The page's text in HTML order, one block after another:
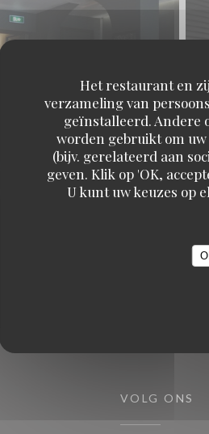
Het restaurant en
verzameling van
geïnstalleerd. Andere
worden gebruikt om
(bijv. gerelateerd aan
geven. Klik op 'OK,
U kunt uw keuzes op
VOLG ONS